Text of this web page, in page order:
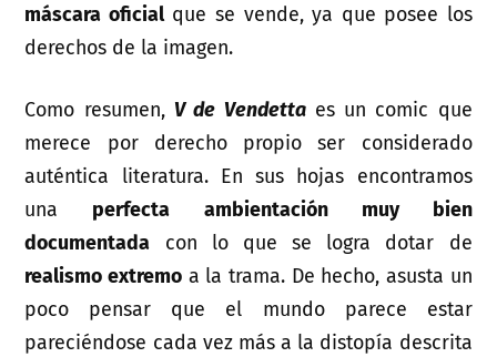
máscara oficialque se vende, ya que posee los
derechos de la imagen.
Como resumen, V de Vendettaes un comic que
merece por derecho propio ser considerado
auténtica literatura. En sus hojas encontramos
una perfecta ambientación muy bien
documentada con lo que se logra dotar de
realismo extremo a la trama. De hecho, asusta un
poco pensar que el mundo parece estar
pareciéndose cada vez más a la distopía descrita